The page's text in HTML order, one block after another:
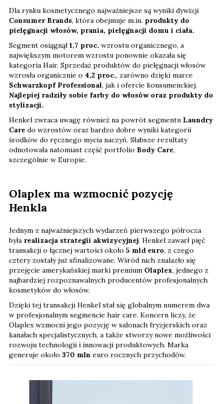
Dla rynku kosmetycznego najważniejsze są wyniki dywizji
Consumer Brands, która obejmuje m.in. produkty do
pielęgnacji włosów, prania, pielęgnacji domu i ciała.
Segment osiągnął1,7 proc. wzrostu organicznego, a
największym motorem wzrostu ponownie okazała się
kategoria Hair. Sprzedaż produktów do pielęgnacji włosów
wzrosła organicznie o 4,2 proc., zarówno dzięki marce
Schwarzkopf Professional, jak i ofercie konsumenckiej.
Najlepiej radziły sobie farby do włosów oraz produkty do
stylizacji.
Henkel zwraca uwagę również na powrót segmentu Laundry
Care do wzrostów oraz bardzo dobre wyniki kategorii
środków do ręcznego mycia naczyń. Słabsze rezultaty
odnotowała natomiast część portfolio Body Care,
szczególnie w Europie.
Olaplex ma wzmocnić pozycję
Henkla
Jednym z najważniejszych wydarzeń pierwszego półrocza
była realizacja strategii akwizycyjnej. Henkel zawarł pięć
transakcji o łącznej wartości około 5 mld euro, z czego
cztery zostały już sfinalizowane. Wśród nich znalazło się
przejęcie amerykańskiej marki premium Olaplex, jednego z
najbardziej rozpoznawalnych producentów profesjonalnych
kosmetyków do włosów.
Dzięki tej transakcji Henkel stał się globalnym numerem dwa
w profesjonalnym segmencie hair care. Koncern liczy, że
Olaplex wzmocni jego pozycję w salonach fryzjerskich oraz
kanałach specjalistycznych, a także stworzy nowe możliwości
rozwoju technologii i innowacji produktowych. Marka
generuje około 370 mln euro rocznych przychodów.